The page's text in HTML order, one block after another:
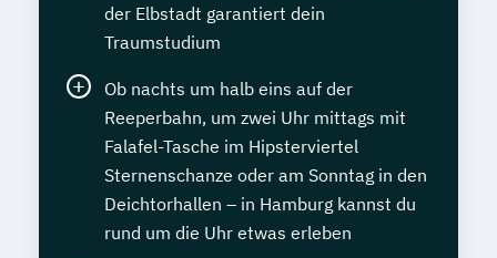
der Elbstadt garantiert dein
Traumstudium
Ob nachts um halb eins auf der
Reeperbahn, um zwei Uhr mittags mit
Falafel-Tasche im Hipsterviertel
Sternenschanze oder am Sonntag in den
Deichtorhallen – in Hamburg kannst du
rund um die Uhr etwas erleben